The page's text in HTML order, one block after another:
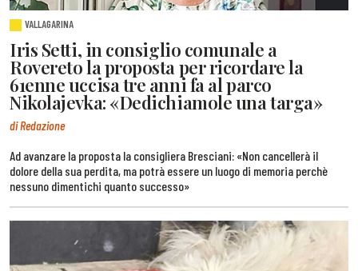
VALLAGARINA
Iris Setti, in consiglio comunale a
Rovereto la proposta per ricordare la
61enne uccisa tre anni fa al parco
Nikolajevka: «Dedichiamole una targa»
di Redazione
Ad avanzare la proposta la consigliera Bresciani: «Non cancellerà il
dolore della sua perdita, ma potrà essere un luogo di memoria perchè
nessuno dimentichi quanto successo»